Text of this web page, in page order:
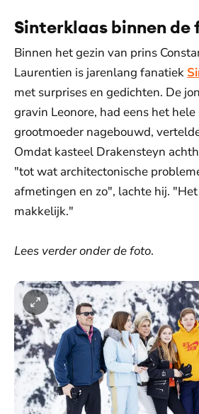
Sinterklaas binnen de
Binnen het gezin van prins
Laurentien is jarenlang fanatiek
met surprises en gedichten. De
gravin Leonore, had eens het
grootmoeder nagebouwd,
Omdat kasteel Drakensteyn
"tot wat architectonische
afmetingen en zo", lachte hij.
makkelijk."
Lees verder onder de foto.